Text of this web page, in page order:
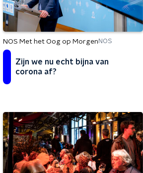
NOS Met het Oog op Morgen NOS
Zijn we nu echt bijna van
corona af?